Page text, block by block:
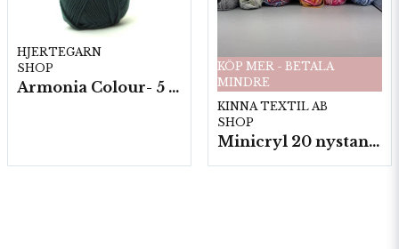
HJERTEGARN
SHOP
Armonia Colour- 5 härv/fp. a100 g.
KÖP MER - BETALA
MINDRE
KINNA TEXTIL AB
SHOP
Minicryl 20 nystan a25g./fp.